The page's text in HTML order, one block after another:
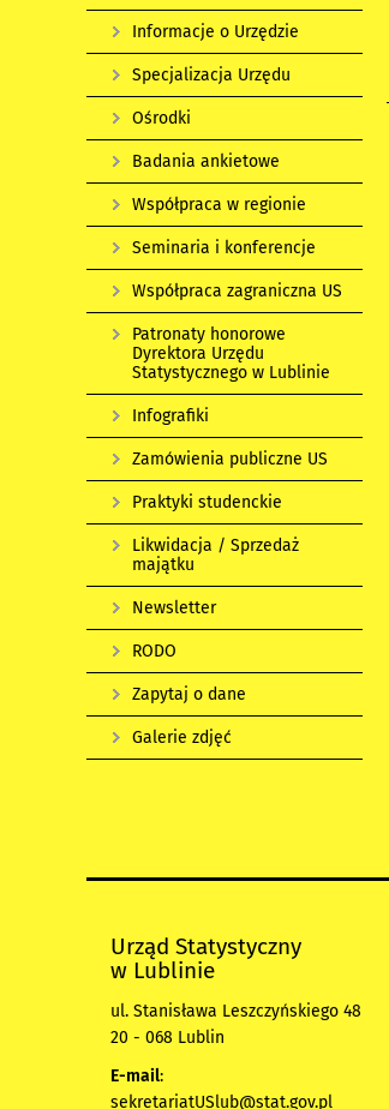
Informacje o Urzędzie
Specjalizacja Urzędu
Ośrodki
Badania ankietowe
Współpraca w regionie
Seminaria i konferencje
Współpraca zagraniczna US
Patronaty honorowe
Dyrektora Urzędu
Statystycznego w Lublinie
Infografiki
Zamówienia publiczne US
Praktyki studenckie
Likwidacja / Sprzedaż
majątku
Newsletter
RODO
Zapytaj o dane
Galerie zdjęć
Urząd Statystyczny
w Lublinie
ul. Stanisława Leszczyńskiego 48
20 - 068 Lublin
E-mail:
sekretariatUSlub@stat.gov.pl